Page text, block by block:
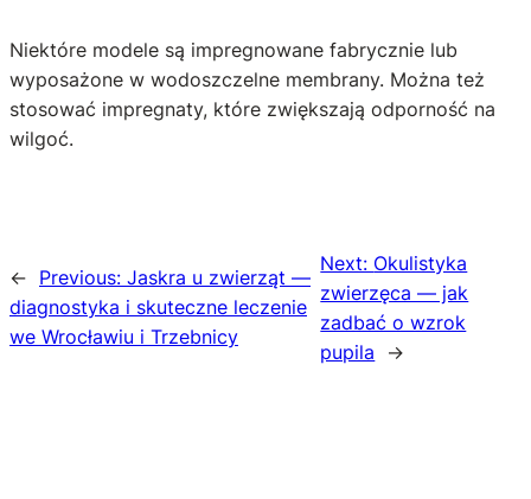
Niektóre modele są impregnowane fabrycznie lub
wyposażone w wodoszczelne membrany. Można też
stosować impregnaty, które zwiększają odporność na
wilgoć.
← Previous: Jaskra u zwierząt —
diagnostyka i skuteczne leczenie
we Wrocławiu i Trzebnicy
Next: Okulistyka
zwierzęca — jak
zadbać o wzrok
pupila
→